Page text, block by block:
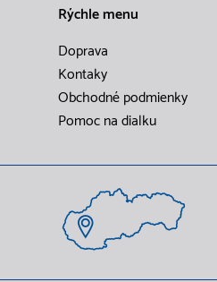
Rýchle menu
Doprava
Kontaky
Obchodné podmienky
Pomoc na dialku